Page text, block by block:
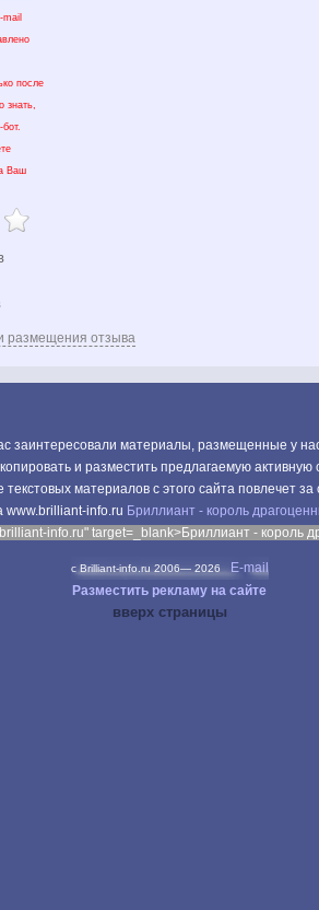
mail
после
знать,
Ваш
размещения отзыва
заинтересовали материалы, размещенные у
и разместить предлагаемую активную
материалов с этого сайта повлечет
www.brilliant-info.ru Бриллиант - король
info.ru" target=_blank>Бриллиант - король
c Brilliant-info.ru 2006— 2026
E-mail
Разместить рекламу на сайте
вверх страницы